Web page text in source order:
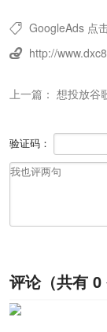
 GoogleAds点
 http://
上一篇： 想投放谷
验证码：
评论（共有 0